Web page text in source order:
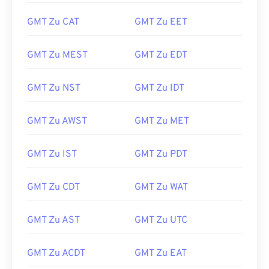
GMT Zu CAT GMT Zu EET
GMT Zu MEST GMT Zu EDT
GMT Zu NST GMT Zu IDT
GMT Zu AWST GMT Zu MET
GMT Zu IST GMT Zu PDT
GMT Zu CDT GMT Zu WAT
GMT Zu AST GMT Zu UTC
GMT Zu ACDT GMT Zu EAT